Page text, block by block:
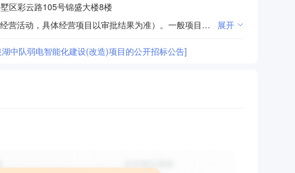
区彩云路105号锦盛大楼8楼
许可项目：工程造价咨询业务；建设工程监理（依法须经批准的项目，经相关部门批准后方可开展经营活动，具体经营项目以审批结果为准）。一般项目：招投标代理服务；政府采购代理服务；工程管理服务；咨询策划服务；信息技术咨询服务；社会经济咨询服务；信息咨询服务（不含许可类信息咨询服务）（除依法须经批准的项目外，凭营业执照依法自主开展经营活动）。 展开
中队弱电智能化建设(改造)项目的公开招标公告]